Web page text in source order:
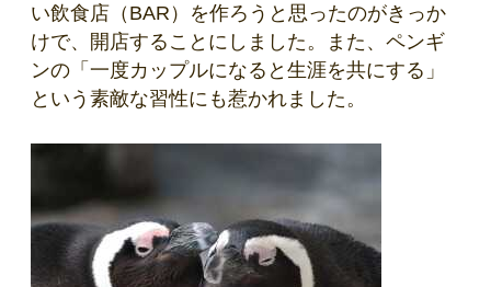
い飲食店（BAR）を作ろうと思ったのがきっか
けで、開店することにしました。また、ペンギ
ンの「一度カップルになると生涯を共にする」
という素敵な習性にも惹かれました。